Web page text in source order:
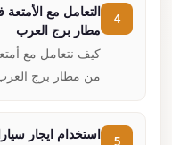
التعامل مع الأمتعة
مطار برج العرب
كيف نتعامل مع
من مطار برج العرب
استخدام ايجار